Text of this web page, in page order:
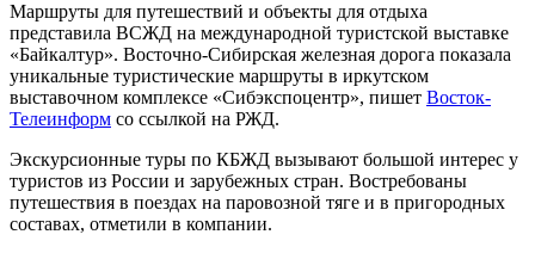
Маршруты для путешествий и объекты для отдыха
представила ВСЖД на международной туристской выставке
«Байкалтур». Восточно-Сибирская железная дорога показала
уникальные туристические маршруты в иркутском
выставочном комплексе «Сибэкспоцентр», пишет Восток-
Телеинформ со ссылкой на РЖД.
Экскурсионные туры по КБЖД вызывают большой интерес у
туристов из России и зарубежных стран. Востребованы
путешествия в поездах на паровозной тяге и в пригородных
составах, отметили в компании.